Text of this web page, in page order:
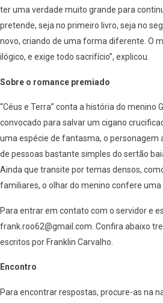
ter uma verdade muito grande para
pretende, seja no primeiro livro, seja no
novo, criando de uma forma diferente. O
ilógico, e exige todo sacrifício”, explicou.
Sobre o romance premiado
“Céus e Terra” conta a história do menino
convocado para salvar um cigano
uma espécie de fantasma, o
de pessoas bastante simples do sertão
Ainda que transite por temas densos,
familiares, o olhar do menino confere uma
Para entrar em contato com o servidor e
frank.roo62@gmail.com. Confira abaixo
escritos por Franklin Carvalho.
Encontro
Para encontrar respostas, procure-as na